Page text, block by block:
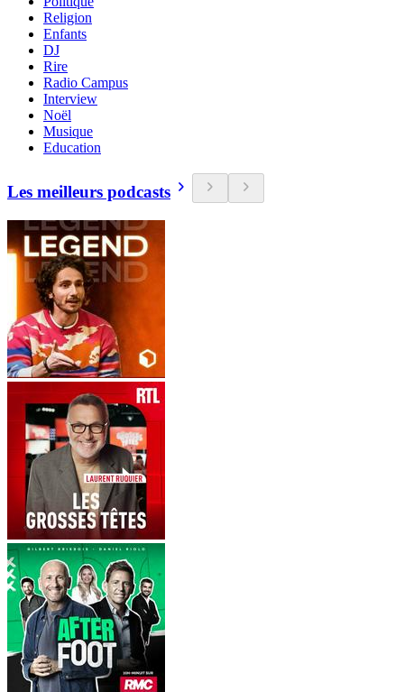
Religion
Enfants
DJ
Rire
Radio Campus
Interview
Noël
Musique
Education
Les meilleurs podcasts